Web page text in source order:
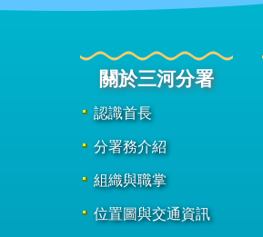
關於三河分署
認識首長
分署務介紹
組織與職掌
位置圖與交通資訊